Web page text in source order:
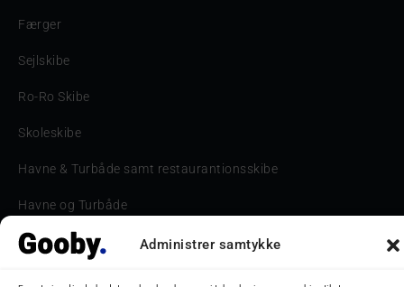
Administrer samtykke
Færger
Sejlskibe
Ro-Ro Skibe
Skoleskibe
Havne & Turbåde samt restaurantionsskibe
Havne og Turbåde
Bilskib